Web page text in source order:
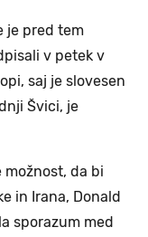
je pred tem
v petek v
saj je slovesen
Švici, je
možnost, da bi
in Irana, Donald
sporazum med